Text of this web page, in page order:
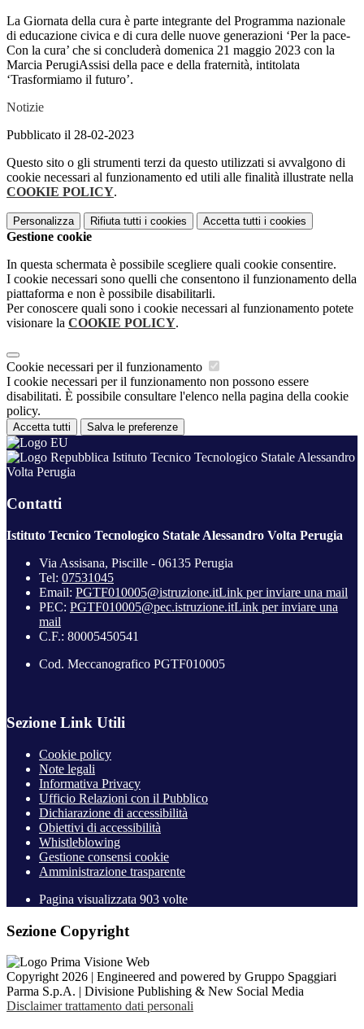
La Giornata della cura è parte integrante del Programma nazionale
di educazione civica e di cura delle nuove generazioni ‘Per la pace-
Con la cura’ che si concluderà domenica 21 maggio 2023 con la
Marcia PerugiAssisi della pace e della fraternità, intitolata
‘Trasformiamo il futuro’.
Notizie
Pubblicato il 28-02-2023
Questo sito o gli strumenti terzi da questo utilizzati si avvalgono di
cookie necessari al funzionamento ed utili alle finalità illustrate nella
COOKIE POLICY.
Personalizza Rifiuta tutti i cookies Accetta tutti i cookies
Gestione cookie
In questa schermata è possibile scegliere quali cookie consentire.
I cookie necessari sono quelli che consentono il funzionamento della
piattaforma e non è possibile disabilitarli.
Per conoscere quali sono i cookie necessari al funzionamento potete
visionare la COOKIE POLICY.
Cookie necessari per il funzionamento
I cookie necessari per il funzionamento non possono essere
disabilitati. È possibile consultare l'elenco nella pagina della cookie
policy.
Accetta tutti Salva le preferenze
Istituto Tecnico Tecnologico Statale Alessandro
Volta Perugia
Contatti
Istituto Tecnico Tecnologico Statale Alessandro Volta Perugia
Via Assisana, Piscille - 06135 Perugia
Tel: 07531045
Email: PGTF010005@istruzione.itLink per inviare una mail
PEC: PGTF010005@pec.istruzione.itLink per inviare una
mail
C.F.: 80005450541
Cod. Meccanografico PGTF010005
Sezione Link Utili
Cookie policy
Note legali
Informativa Privacy
Ufficio Relazioni con il Pubblico
Dichiarazione di accessibilità
Obiettivi di accessibilità
Whistleblowing
Gestione consensi cookie
Amministrazione trasparente
Pagina visualizzata 903 volte
Sezione Copyright
Copyright 2026 | Engineered and powered by Gruppo Spaggiari
Parma S.p.A. | Divisione Publishing & New Social Media
Disclaimer trattamento dati personali